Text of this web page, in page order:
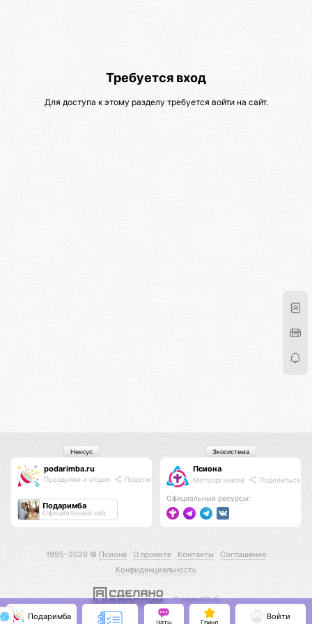
Требуется вход
Для доступа к этому разделу требуется войти на сайт.
podarimba.ru
Праздники и отдых Поделиться
Подаримба
Официальный хаб
Нексус
Псиона
Метаорганизм Поделиться
Официальные ресурсы:
Экосистема
1995–2026 © Псиона О проекте Контакты
Соглашение
Конфиденциальность
С нами КО 🕉️
Подаримба
Чаты Гринд
Войти